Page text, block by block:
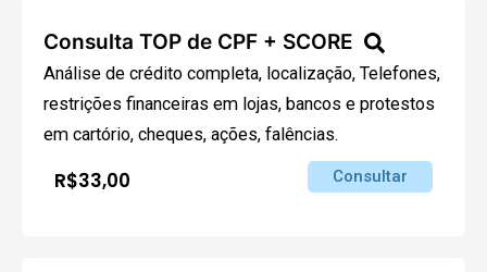
Consulta TOP de CPF + SCORE
Análise de crédito completa, localização, Telefones,
restrições financeiras em lojas, bancos e protestos
em cartório, cheques, ações, falências.
R$33,00 Consultar